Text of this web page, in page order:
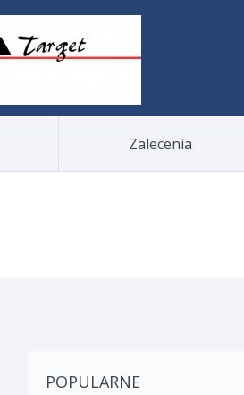
Zalecenia
POPULARNE